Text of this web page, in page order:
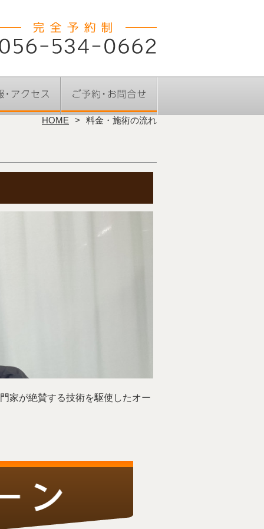
HOME 料金・施術の流れ
家が絶賛する技術を駆使したオー